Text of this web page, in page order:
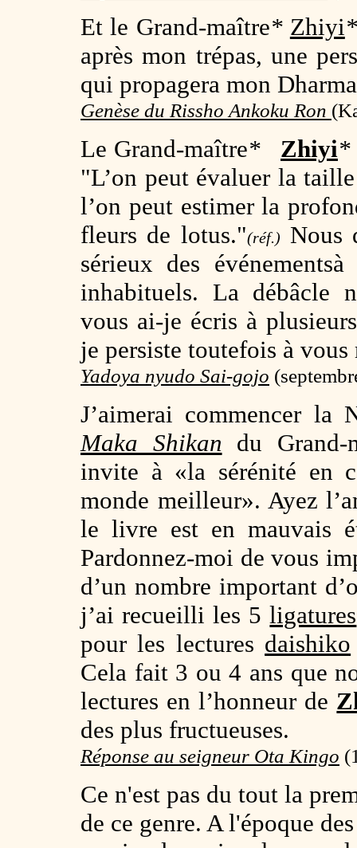
Et le Grand-maître* Zhiyi*
après mon trépas, une
qui propagera mon
Genèse du Rissho Ankoku Ron (
Le Grand-maître* Zhiyi*
"L’on peut évaluer la
l’on peut estimer la
fleurs de lotus."(réf.)
Nous
sérieux des
inhabituels. La débâcle
vous ai-je écris à
je persiste toutefois à vous
Yadoya nyudo Sai-gojo
J’aimerai commencer la
Maka Shikan du Grand-
invite à «la sérénité en
monde meilleur». Ayez
le livre est en mauvais
Pardonnez-moi de vous
d’un nombre important
j’ai recueilli les 5ligatures
pour les lectures daishiko
Cela fait 3 ou 4 ans que
lectures en l’honneur de
des plus fructueuses.
Réponse au seigneur Ota Kingo
Ce n'est pas du tout la
de ce genre. A l'époque